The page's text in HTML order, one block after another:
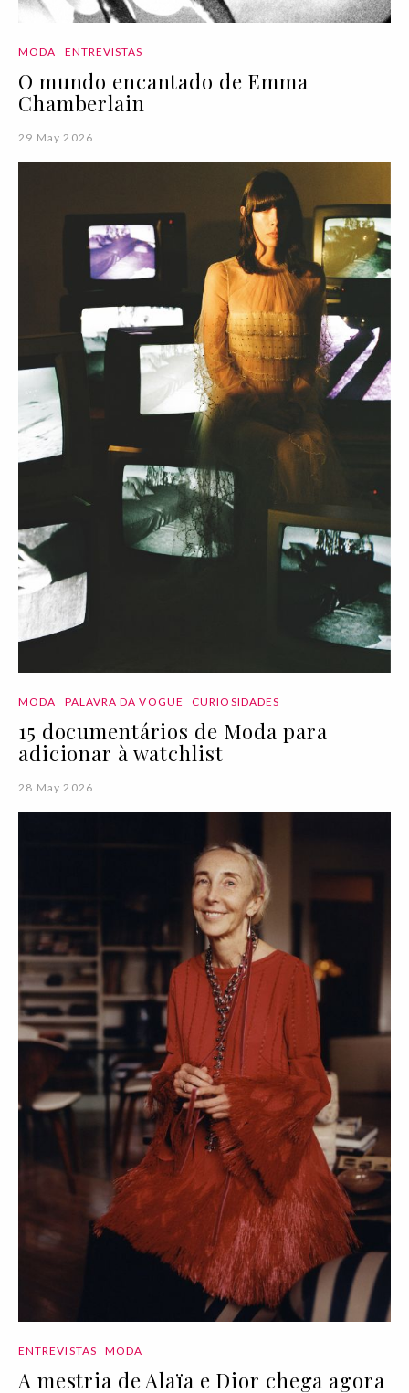
MODA ENTREVISTAS
O mundo encantado de Emma
Chamberlain
29 May 2026
MODA PALAVRA DA VOGUE CURIOSIDADES
15 documentários de Moda para
adicionar à watchlist
28 May 2026
ENTREVISTAS MODA
A mestria de Alaïa e Dior chega agora